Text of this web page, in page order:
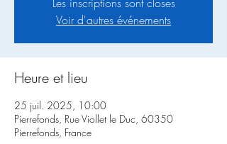
Voir d'autres événements
Heure et lieu
25 juil. 2025, 10:00
Pierrefonds, Rue Viollet le Duc, 60350
Pierrefonds, France